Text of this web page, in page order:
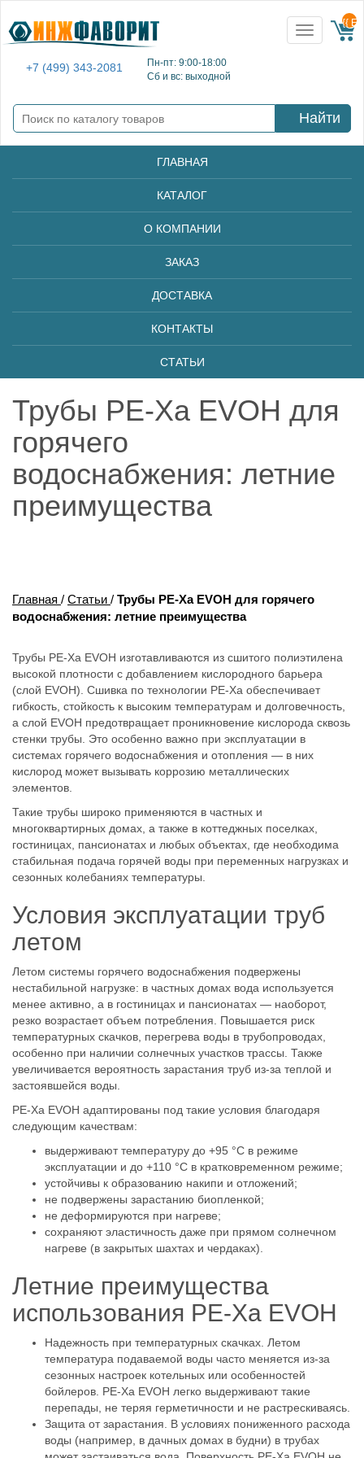
+7 (499) 343-2081
Пн-пт: 9:00-18:00
Сб и вс: выходной
Toggle
navigation
{{
Найти
ГЛАВНАЯ
КАТАЛОГ
О КОМПАНИИ
ЗАКАЗ
ДОСТАВКА
КОНТАКТЫ
СТАТЬИ
Трубы PE-Xa EVOH для
горячего
водоснабжения: летние
преимущества
Главная / Статьи / Трубы PE-Xa EVOH для горячего
водоснабжения: летние преимущества
Трубы PE-Xa EVOH изготавливаются из сшитого полиэтилена
высокой плотности с добавлением кислородного барьера
(слой EVOH). Сшивка по технологии PE-Xa обеспечивает
гибкость, стойкость к высоким температурам и долговечность,
а слой EVOH предотвращает проникновение кислорода сквозь
стенки трубы. Это особенно важно при эксплуатации в
системах горячего водоснабжения и отопления — в них
кислород может вызывать коррозию металлических
элементов.
Такие трубы широко применяются в частных и
многоквартирных домах, а также в коттеджных поселках,
гостиницах, пансионатах и любых объектах, где необходима
стабильная подача горячей воды при переменных нагрузках и
сезонных колебаниях температуры.
Условия эксплуатации труб
летом
Летом системы горячего водоснабжения подвержены
нестабильной нагрузке: в частных домах вода используется
менее активно, а в гостиницах и пансионатах — наоборот,
резко возрастает объем потребления. Повышается риск
температурных скачков, перегрева воды в трубопроводах,
особенно при наличии солнечных участков трассы. Также
увеличивается вероятность зарастания труб из-за теплой и
застоявшейся воды.
PE-Xa EVOH адаптированы под такие условия благодаря
следующим качествам:
выдерживают температуру до +95 °C в режиме
эксплуатации и до +110 °C в кратковременном режиме;
устойчивы к образованию накипи и отложений;
не подвержены зарастанию биопленкой;
не деформируются при нагреве;
сохраняют эластичность даже при прямом солнечном
нагреве (в закрытых шахтах и чердаках).
Летние преимущества
использования PE-Xa EVOH
Надежность при температурных скачках. Летом
температура подаваемой воды часто меняется из-за
сезонных настроек котельных или особенностей
бойлеров. PE-Xa EVOH легко выдерживают такие
перепады, не теряя герметичности и не растрескиваясь.
Защита от зарастания. В условиях пониженного расхода
воды (например, в дачных домах в будни) в трубах